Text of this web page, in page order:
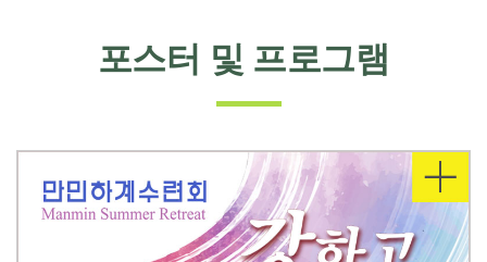
포스터 및 프로그램